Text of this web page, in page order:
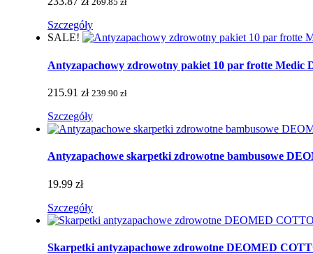
Szczegóły
SALE!
Antyzapachowy zdrowotny pakiet 10 par frotte Medic
215.91 zł 239.90 zł
Szczegóły
Antyzapachowe skarpetki zdrowotne bambusowe
19.99 zł
Szczegóły
Skarpetki antyzapachowe zdrowotne DEOMED